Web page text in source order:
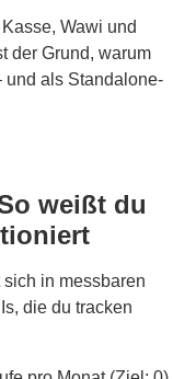
Wawi und
der Grund, warum
und als Standalone-
weißt du
in messbaren
die du tracken